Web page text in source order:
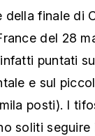
della finale di
del 28
puntati
e sul
posti). I
soliti seguire